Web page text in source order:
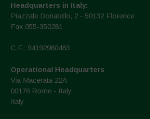
Headquarters in Italy:
Piazzale Donatello, 2 - 50132 Florence
Fax 055-350281
C.F.: 94192980483
Operational Headquarters
Via Macerata 22A
00176 Rome - Italy
Italy